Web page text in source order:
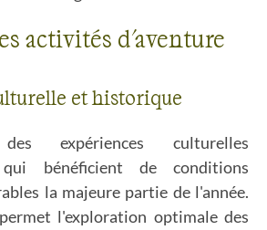
activités d'aventure
et historique
expériences culturelles
qui bénéficient de conditions
la majeure partie de l'année.
l'exploration optimale des